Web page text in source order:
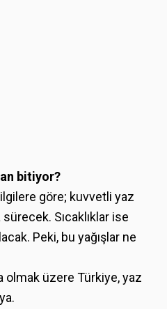
bitiyor?
göre; kuvvetli yaz
Sıcaklıklar ise
Peki, bu yağışlar ne
üzere Türkiye, yaz